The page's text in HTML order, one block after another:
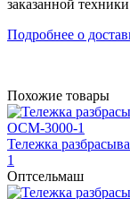
заказанной техники
Подробнее о
Похожие товары
Тележка
1
Оптсельмаш